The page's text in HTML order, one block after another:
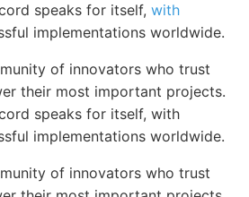
speaks for itself, with
implementations worldwide.
of innovators who trust
their most important projects.
speaks for itself, with
implementations worldwide.
of innovators who trust